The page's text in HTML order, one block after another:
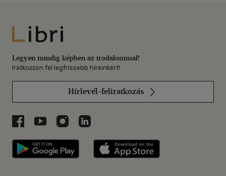
Libri
Legyen mindig képben az irodalommal!
Iratkozzon fel legfrissebb híreinkért!
Hírlevél-feliratkozás
Libri a Facebookon
Libri a Youtube-on
Libri az Instagramon
Libri a LinkedInen
Libri applikáció Szerezd meg: Google